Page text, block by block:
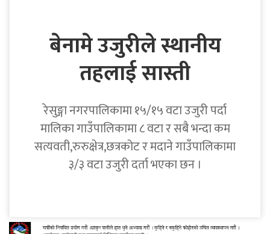
बेनामे उजुरीले स्थानीय
तहलाई सास्ती
रेसुङ्गा नगरपालिकामा १५/१५ वटा उजुरी पर्दा
मालिका गाउँपालिकामा ८ वटा र सबै भन्दा कम
सत्यवती,रुरुक्षेत्र,छत्रकोट र मदाने गाउँपालिकामा
३/३ वटा उजुरी दर्ता भएका छन ।